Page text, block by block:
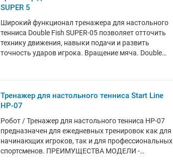
SUPER 5
Широкий функционал тренажера для настольного
тенниса Double Fish SUPER-05 позволяет отточить
технику движения, навыки подачи и развить
точность ударов игрока. Вращение мяча. Double
нижнее и боковое вращение влево/вправо.
Встряхивание головы. Эта функция позволяет
роботу менять направление и угол подачи мяча,
процесса. Множество точек подачи мяча. Робот
предоставляет несколько точек подачи мяча на
стол, что обогащает тренировочные сценарии и
помогает игрокам развивать разносторонние
Тренажер для настольного тенниса Start Line
HP-07
Робот / Тренажер для настольного тенниса HP-07
предназначен для ежедневных тренировок как для
начинающих игроков, так и для профессиональных
спортсменов. ПРЕИМУЩЕСТВА МОДЕЛИ -